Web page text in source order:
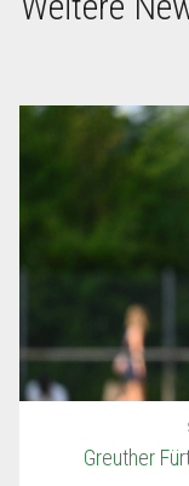
Greuther